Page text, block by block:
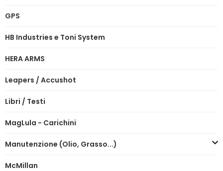
GPS
HB Industries e Toni System
HERA ARMS
Leapers / Accushot
Libri / Testi
MagLula - Carichini
Manutenzione (Olio, Grasso...)
McMillan